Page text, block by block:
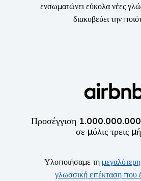
ενσωματώνει εύκολα νέες
διακυβεύει την
Προσέγγιση
σε μόλις τρεις
Υλοποιήσαμε τη
γλωσσική επέκταση που